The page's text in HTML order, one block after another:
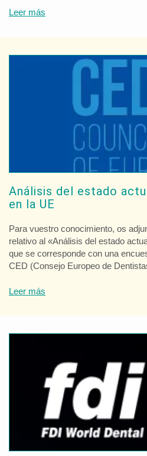
Leer más
Análisis del estado
en la UE
Para vuestro conocimiento, os
relativo al «Análisis del estado
que se corresponde con una
CED (Consejo Europeo de
Leer más